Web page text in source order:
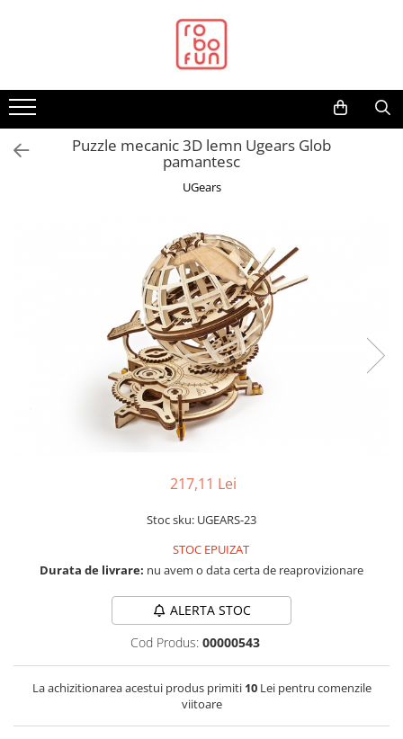
Arduino Original
Arduino Compatibil
Raspberry PI
Cabluri si Conectori
Convertor nivel logic
Convertor USB la serial
LCD
Module
Puzzle mecanic 3D lemn Ugears Glob
pamantesc
UGears
217,11 Lei
Stoc sku: UGEARS-23
STOC EPUIZAT
Durata de livrare: nu avem o data certa de reaprovizionare
ALERTA STOC
Cod Produs: 00000543
La achizitionarea acestui produs primiti 10Lei pentru comenzile
viitoare